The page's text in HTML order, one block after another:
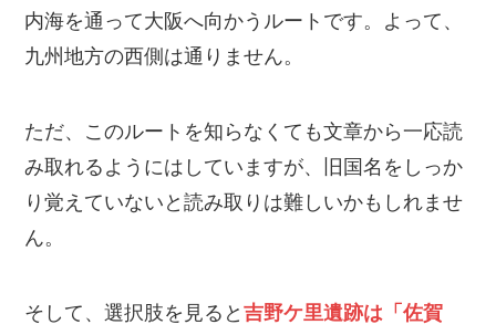
内海を通って大阪へ向かうルートです。よって、
九州地方の西側は通りません。
ただ、このルートを知らなくても文章から一応読
み取れるようにはしていますが、旧国名をしっか
り覚えていないと読み取りは難しいかもしれませ
ん。
そして、選択肢を見ると吉野ケ里遺跡は「佐賀